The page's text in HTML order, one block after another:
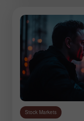
Stock Markets